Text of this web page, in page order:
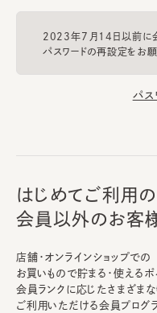
2023年7月14日以前に
パスワードの再設定をお願
パス
はじめてご利用の
会員以外のお客
店舗・オンラインショップでの
お買いもので貯まる・使えるポ
会員ランクに応じたさまざま
ご利用いただける会員プログ